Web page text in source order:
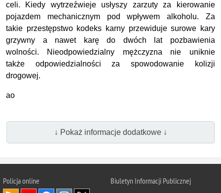
celi. Kiedy wytrzeźwieje usłyszy zarzuty za kierowanie
pojazdem mechanicznym pod wpływem alkoholu. Za
takie przestępstwo kodeks karny przewiduje surowe kary
grzywny a nawet karę do dwóch lat pozbawienia
wolności. Nieodpowiedzialny mężczyzna nie uniknie
także odpowiedzialności za spowodowanie kolizji
drogowej.
ao
↓ Pokaż informacje dodatkowe ↓
Policja online
Biuletyn Informacji Publicznej